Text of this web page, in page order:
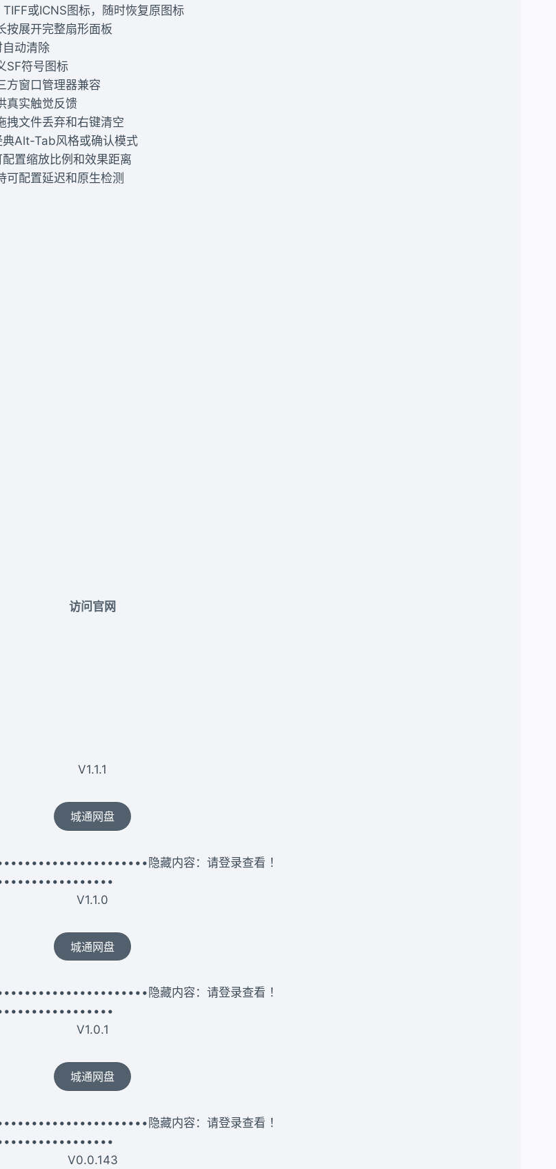
或ICNS图标，随时恢复原图标
按展开完整扇形面板
动清除
SF符号图标
方窗口管理器兼容
真实触觉反馈
拽文件丢弃和右键清空
Alt-Tab风格或确认模式
置缩放比例和效果距离
可配置延迟和原生检测
访问官网
V1.1.1
城通网盘
隐藏内容：请登录查看 ！
V1.1.0
城通网盘
隐藏内容：请登录查看 ！
V1.0.1
城通网盘
隐藏内容：请登录查看 ！
V0.0.143